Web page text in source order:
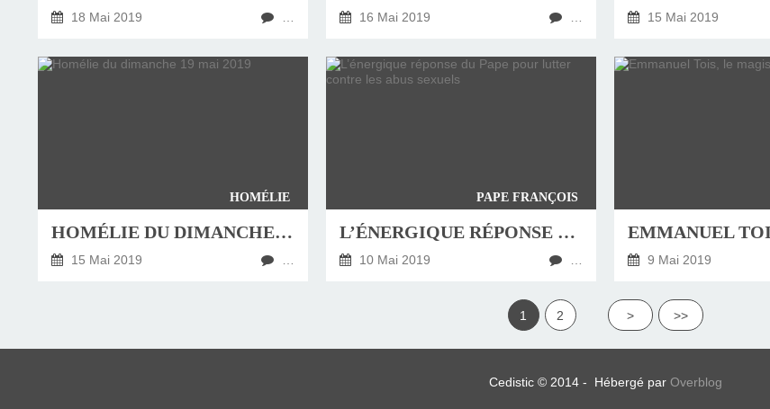
18 Mai 2019 16 Mai 2019 15 Mai 2019
HOMÉLIE
HOMÉLIE DU DIMANCHE 19 MAI 2019
15 Mai 2019
PAPE FRANÇOIS
L’ÉNERGIQUE RÉPONSE DU PAPE POUR LUTTER CONTRE LES ABUS SEXUELS
10 Mai 2019 9 Mai 2019
1 2 > >>
Cedistic © 2014 - Hébergé par Overblog